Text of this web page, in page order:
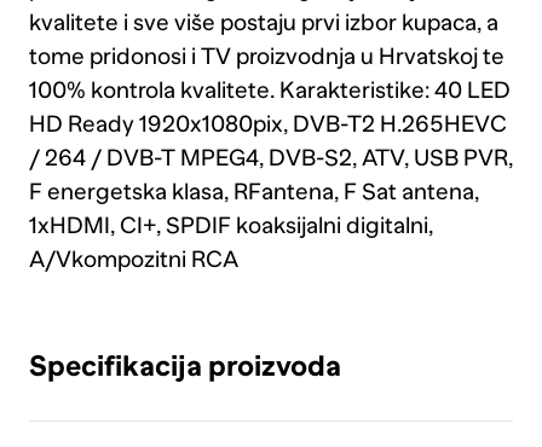
kvalitete i sve više postaju prvi izbor kupaca, a
tome pridonosi i TV proizvodnja u Hrvatskoj te
100% kontrola kvalitete. Karakteristike: 40 LED
HD Ready 1920x1080pix, DVB-T2 H.265HEVC
/ 264 / DVB-T MPEG4, DVB-S2, ATV, USB PVR,
F energetska klasa, RFantena, F Sat antena,
1xHDMI, CI+, SPDIF koaksijalni digitalni,
A/Vkompozitni RCA
Specifikacija proizvoda